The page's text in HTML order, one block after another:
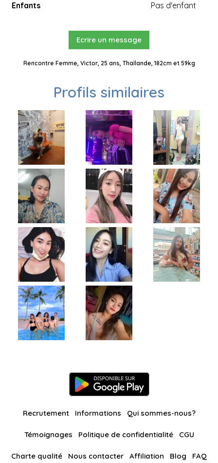
Enfants
Pas d'enfant
Ecrire un message
Rencontre Femme, Victor, 25 ans, Thaïlande, 182cm et 59kg
Profils similaires
Recrutement Informations Qui sommes-nous?
Témoignages Politique de confidentialité CGU
Charte qualité Nous contacter Affiliation Blog FAQ